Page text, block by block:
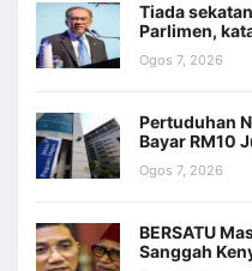
Tiada
Parlimen,
Ogos 7, 2026
Pertuduhan
Bayar RM10
Ogos 7, 2026
BERSATU
Sanggah